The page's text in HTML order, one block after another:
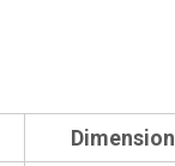
Dimension